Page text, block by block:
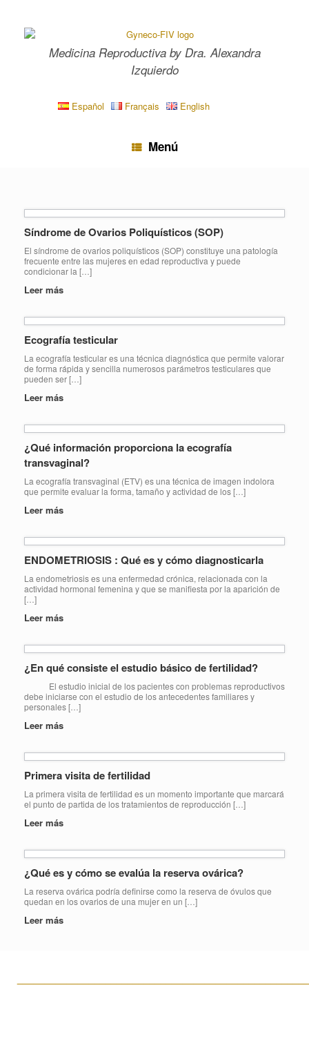
contenido
Medicina Reproductiva by Dra. Alexandra
Izquierdo
Español Français English
Menú
Síndrome de Ovarios Poliquísticos (SOP)
El síndrome de ovarios poliquísticos (SOP) constituye una patología
frecuente entre las mujeres en edad reproductiva y puede
condicionar la […]
Leer más
Ecografía testicular
La ecografía testicular es una técnica diagnóstica que permite valorar
de forma rápida y sencilla numerosos parámetros testiculares que
pueden ser […]
Leer más
¿Qué información proporciona la ecografía
transvaginal?
La ecografía transvaginal (ETV) es una técnica de imagen indolora
que permite evaluar la forma, tamaño y actividad de los […]
Leer más
ENDOMETRIOSIS : Qué es y cómo diagnosticarla
La endometriosis es una enfermedad crónica, relacionada con la
actividad hormonal femenina y que se manifiesta por la aparición de
[…]
Leer más
¿En qué consiste el estudio básico de fertilidad?
El estudio inicial de los pacientes con problemas reproductivos
debe iniciarse con el estudio de los antecedentes familiares y
personales […]
Leer más
Primera visita de fertilidad
La primera visita de fertilidad es un momento importante que marcará
el punto de partida de los tratamientos de reproducción […]
Leer más
¿Qué es y cómo se evalúa la reserva ovárica?
La reserva ovárica podría definirse como la reserva de óvulos que
quedan en los ovarios de una mujer en un […]
Leer más